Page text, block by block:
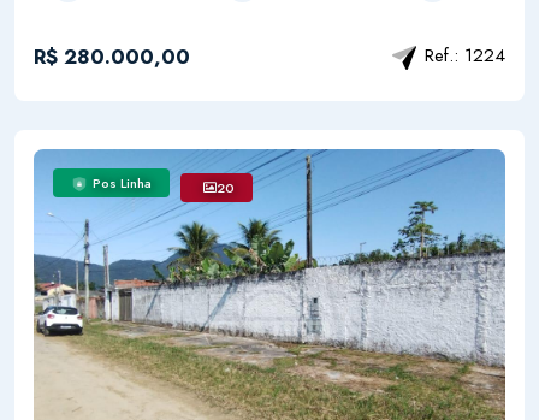
R$ 280.000,00 Ref.: 1224
Pos Linha 20